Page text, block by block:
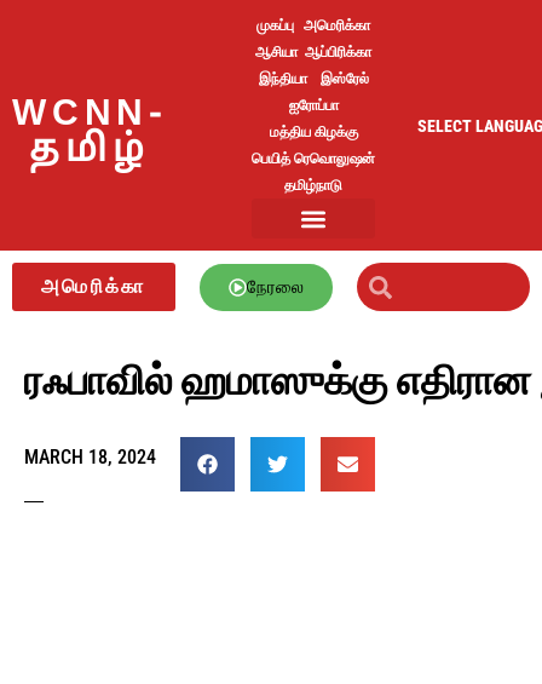
WCNN-
தமிழ்
முகப்பு அமெரிக்கா
ஆசியா ஆப்பிரிக்கா
இந்தியா
இஸ்ரேல்
ஐரோப்பா
மத்திய கிழக்கு
பெயித் ரெவொலுஷன்
தமிழ்நாடு
SELECT
அமெரிக்கா நேரலை
ரஃபாவில் ஹமாஸுக்கு
MARCH 18, 2024